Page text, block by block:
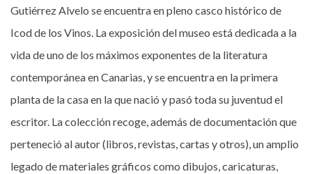
Gutiérrez Alvelo se encuentra en pleno casco histórico de
Icod de los Vinos. La exposición del museo está dedicada a la
vida de uno de los máximos exponentes de la literatura
contemporánea en Canarias, y se encuentra en la primera
planta de la casa en la que nació y pasó toda su juventud el
escritor. La colección recoge, además de documentación que
perteneció al autor (libros, revistas, cartas y otros), un amplio
legado de materiales gráficos como dibujos, caricaturas,